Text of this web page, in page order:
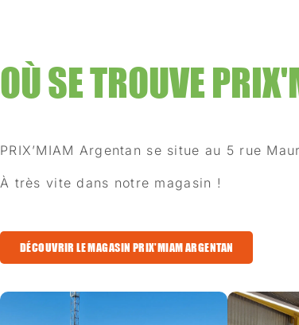
OÙ SE TROUVE
PRIX’MIAM Argentan se situe au 5 rue
À très vite dans notre magasin !
DÉCOUVRIR LE MAGASIN PRIX'MIAM ARGENTAN